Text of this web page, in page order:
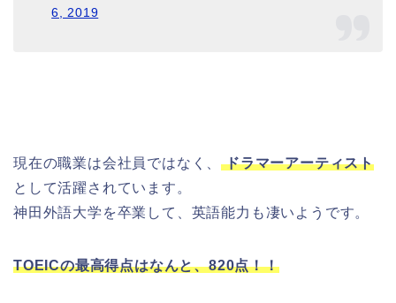
6, 2019
現在の職業は会社員ではなく、ドラマーアーティスト
として活躍されています。
神田外語大学を卒業して、英語能力も凄いようです。
TOEICの最高得点はなんと、820点！！